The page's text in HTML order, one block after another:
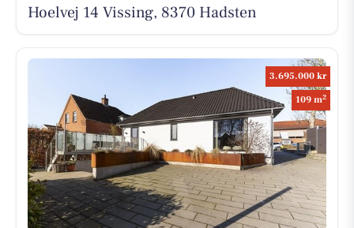
Hoelvej 14 Vissing, 8370 Hadsten
3.695.000 kr
109 m2